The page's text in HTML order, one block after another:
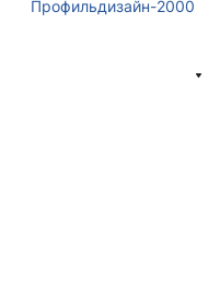
Профильдизайн-2000